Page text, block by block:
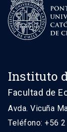
Instituto
Facultad de
Avda. Vicuña
Teléfono: +56